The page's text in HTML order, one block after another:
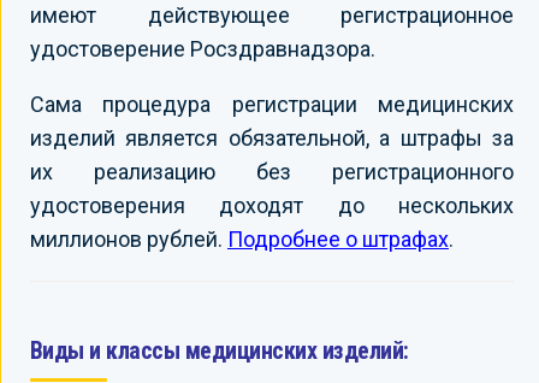
имеют действующее регистрационное
удостоверение Росздравнадзора.
Сама процедура регистрации медицинских
изделий является обязательной, а штрафы за
их реализацию без регистрационного
удостоверения доходят до нескольких
миллионов рублей. Подробнее о штрафах.
Виды и классы медицинских изделий: